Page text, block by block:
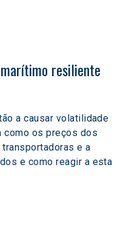
resiliente
a causar volatilidade
como os preços dos
e a
e como reagir a esta